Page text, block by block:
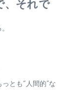
、それで
とも“人間的”な